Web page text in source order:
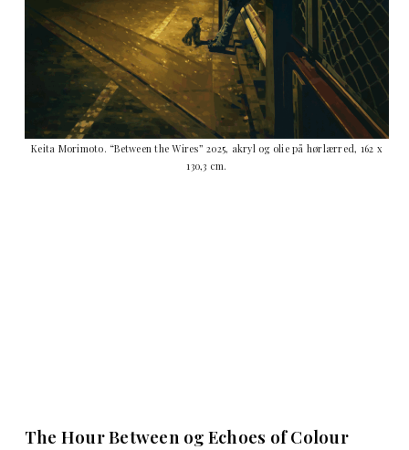
Keita Morimoto. “Between the Wires” 2025, akryl og olie på hørlærred, 162 x
130,3 cm.
The Hour Between og Echoes of Colour